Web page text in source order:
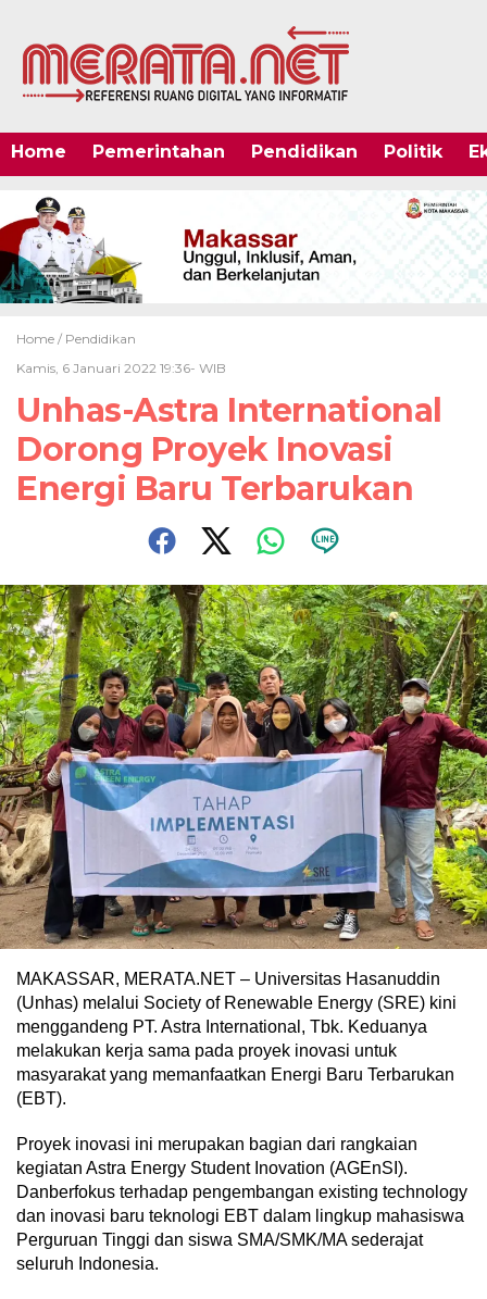
Home Pemerintahan Pendidikan Politik
Home / Pendidikan
Kamis, 6 Januari 2022 19:36- WIB
Unhas-Astra International
Dorong Proyek Inovasi
Energi Baru Terbarukan
MAKASSAR, MERATA.NET – Universitas Hasanuddin
(Unhas) melalui Society of Renewable Energy (SRE) kini
menggandeng PT. Astra International, Tbk. Keduanya
melakukan kerja sama pada proyek inovasi untuk
masyarakat yang memanfaatkan Energi Baru Terbarukan
(EBT).
Proyek inovasi ini merupakan bagian dari rangkaian
kegiatan Astra Energy Student Inovation (AGEnSI).
Danberfokus terhadap pengembangan existing technology
dan inovasi baru teknologi EBT dalam lingkup mahasiswa
Perguruan Tinggi dan siswa SMA/SMK/MA sederajat
seluruh Indonesia.